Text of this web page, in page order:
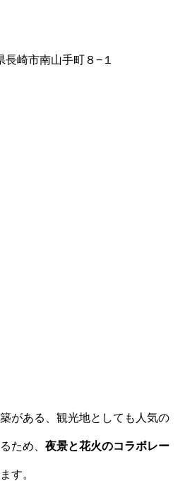
崎市南山手町８−１
がある、観光地としても人気の
ため、 夜景と花火のコラボレー
す。